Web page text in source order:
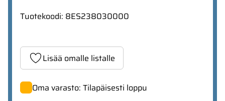
Tuotekoodi: 8ES238030000
Lisää omalle listalle
Oma varasto: Tilapäisesti loppu